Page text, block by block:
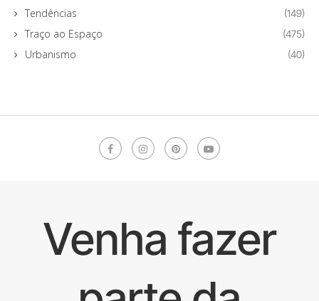
Tendências (149)
Traço ao Espaço (475)
Urbanismo (40)
Venha fazer